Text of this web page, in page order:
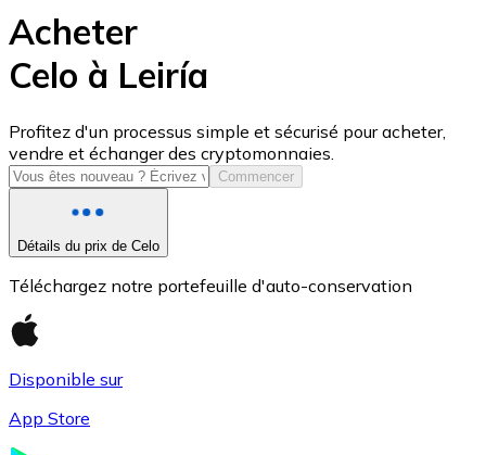
USD Coin
USDC
Acheter
Celo à Leiría
Profitez d'un processus simple et sécurisé pour acheter,
vendre et échanger des cryptomonnaies.
Commencer
Détails du prix de Celo
Téléchargez notre portefeuille d'auto-conservation
Disponible sur
App Store